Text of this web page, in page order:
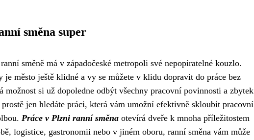
směna super
směně má v západočeské metropoli své nepopiratelné kouzlo.
je město ještě klidné a vy se můžete v klidu dopravit do práce bez
si už dopoledne odbýt všechny pracovní povinnosti a zbytek
jen hledáte práci, která vám umožní efektivně skloubit pracovní
Práce v Plzni ranní směna otevírá dveře k mnoha příležitostem
logistice, gastronomii nebo v jiném oboru, ranní směna vám může